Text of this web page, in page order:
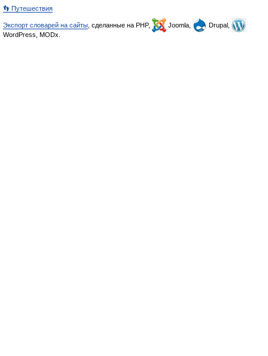
👣 Путешествия
Экспорт словарей на сайты , сделанные на PHP, Joomla,
Drupal,
WordPress, MODx.